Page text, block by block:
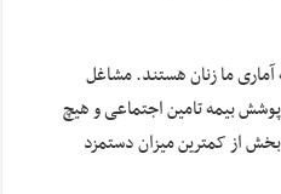
ما زنان هستند. مشاغل
بیمه تامین اجتماعی و هیچ
از کمترین میزان دستمزد